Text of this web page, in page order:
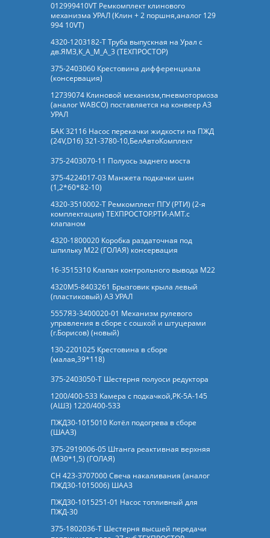
012999410VT Ремкомплект клинового
механизма УРАЛ (Клин + 2 поршня,аналог 129
994 10VT)
4320-1203182-Т Труба выпускная на Урал с
дв.ЯМЗ,К_А_М_А_3 (ТЕХПРОСТОР)
375-2403060 Крестовина дифференциала
(консервация)
12739074 Клиновой механизм,пневмотормоза
(аналог WABCO) поставляется на конвеер АЗ
УРАЛ
БАК 32116 Насос перекачки жидкости на ПЖД
(24V,D16) 321-3780-10,БелАвтоКомплект
375-2403070-11 Полуось заднего моста
375-4224017-03 Манжета подкачки шин
(1,2*60*82-10)
4320-3510002-Т Ремкомплект ПГУ (РТИ) (2-я
комплектация) ТЕХПРОСТОР.РТИ-АМТ.c
клапаном
4320-1800020 Коробка раздаточная под
шпильку М22 (ГОЛАЯ) консервация
16-3515310 Клапан контрольного вывода М22
4320М5-8403261 Брызговик крыла левый
(пластиковый) АЗ УРАЛ
5557Я3-3400020-01 Механизм рулевого
управления в сборе с сошкой и штуцерами
(г.Борисов) (новый)
130-2201025 Крестовина в сборе
(малая,39*118)
375-2403050-Т Шестерня полуоси редуктора
1200/400-533 Камера с подкачкой,РК-5А-145
(АШЗ) 1220/400-533
ПЖД30-1015010 Котёл подогрева в сборе
(ШААЗ)
375-2919006-05 Штанга реактивная верхняя
(М30*1,5) (ГОЛАЯ)
СН 423-3707000 Свеча накаливания (аналог
ПЖД30-1015006) ШААЗ
ПЖД30-1015251-01 Насос топливный для
ПЖД-30
375-1802036-Т Шестерня высшей передачи